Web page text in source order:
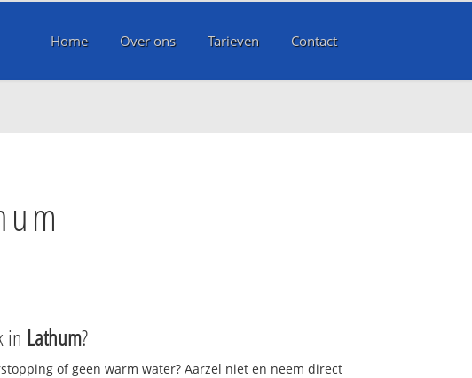
Home Over ons Tarieven Contact
in Lathum?
of geen warm water? Aarzel niet en neem direct